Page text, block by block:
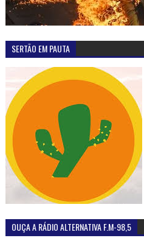
SERTÃO EM PAUTA
OUÇA A RÁDIO ALTERNATIVA F.M-98,5